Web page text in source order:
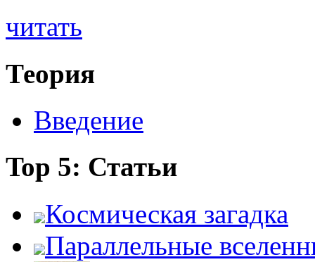
читать
Теория
Введение
Top 5: Статьи
Космическая загадка
Параллельные